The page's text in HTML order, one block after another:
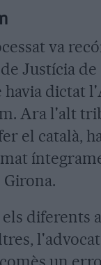
va
Justícia de
dictat
Ara l'alt
el català,
diferents